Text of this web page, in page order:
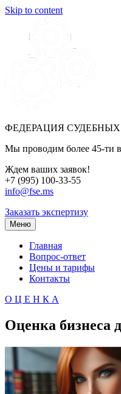
Skip to content
ФЕДЕРАЦИЯ
Мы проводим более 45-ти
Ждем ваших заявок!
+7 (995) 100-33-55
info@fse.ms
Заказать экспертизу
Меню
Главная
Вопрос-ответ
Цены и тарифы
Контакты
О Ц Е Н К А
Оценка бизнеса